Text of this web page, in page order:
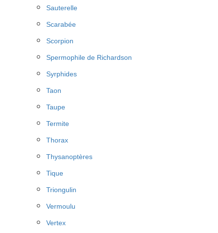
Sauterelle
Scarabée
Scorpion
Spermophile de Richardson
Syrphides
Taon
Taupe
Termite
Thorax
Thysanoptères
Tique
Triongulin
Vermoulu
Vertex